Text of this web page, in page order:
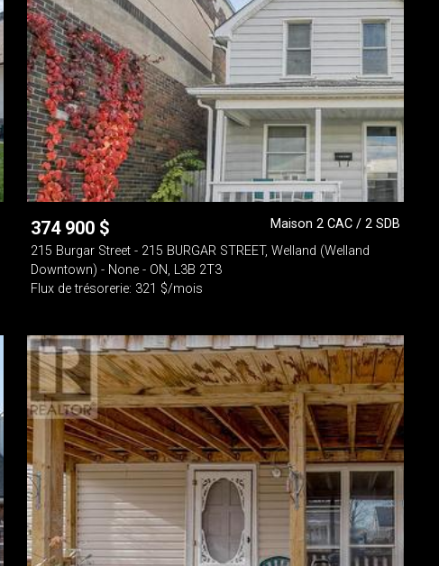
374 900 $
Maison 2 CAC / 2 SDB
215 Burgar Street - 215 BURGAR STREET, Welland (Welland
Downtown) - None - ON, L3B 2T3
Flux de trésorerie: 321 $/mois